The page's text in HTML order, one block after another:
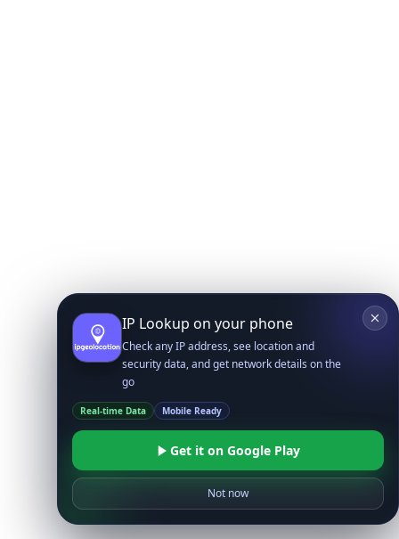
IP Lookup on your phone
Check any IP address, see location and
security data, and get network details on the
go
Real-time Data Mobile Ready
Get it on Google Play
Not now